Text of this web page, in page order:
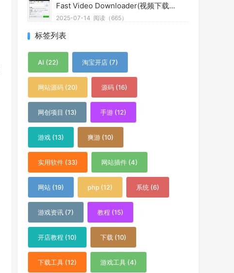
Fast Video Downloader(视频下载器) v4.0.0.75 多语便携版
2025-07-14 阅读（665）
标签列表
AI (22) 淘宝开店 (7)
网站源码 (20) 源码 (16)
网创项目 (13) 手游 (12)
游戏 (13) 爽游 (10)
实用软件 (33) 网站插件 (4)
网站 (19) php (12) 系统 (6)
游戏资讯 (7) 教程 (15)
开店教程 (10) 下载 (10)
下载工具 (12) 游戏工具 (4)